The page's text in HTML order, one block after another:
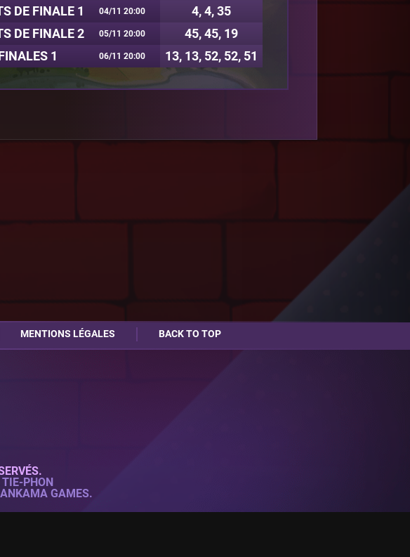
DE FINALE 1 04/11 20:00
4, 4, 35
DE FINALE 2
05/11 20:00
45, 45, 19
1
06/11 20:00 13, 13, 52, 52, 51
MENTIONS LÉGALES BACK TO TOP
TIE-PHON
GAMES.